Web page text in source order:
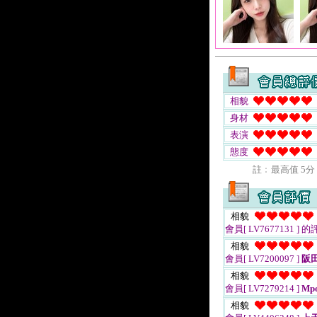
相貌
身材
表演
態度
註﹕最高值 5分
相貌
會員[ LV7677131 ] 的
相貌
會員[ LV7200097 ] 阪
相貌
會員[ LV7279214 ]
相貌